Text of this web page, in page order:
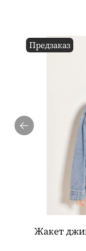
Предзаказ
Жакет